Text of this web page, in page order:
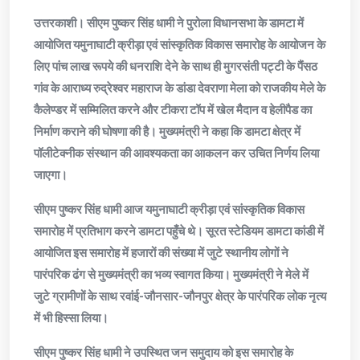
उत्तरकाशी। सीएम पुष्कर सिंह धामी ने पुरोला विधानसभा के डामटा में
आयोजित यमुनाघाटी क्रीड़ा एवं सांस्कृतिक विकास समारोह के आयोजन के
लिए पांच लाख रूपये की धनराशि देने के साथ ही मुगरसंती पट्टी के पैंसठ
गांव के आराध्य रुद्रेश्वर महाराज के डांडा देवराणा मेला को राजकीय मेले के
कैलेण्डर में सम्मिलित करने और टीकरा टॉप में खेल मैदान व हेलीपैड का
निर्माण कराने की घोषणा की है। मुख्यमंत्री ने कहा कि डामटा क्षेत्र में
पॉलीटेक्नीक संस्थान की आवश्यकता का आकलन कर उचित निर्णय लिया
जाएगा।
सीएम पुष्कर सिंह धामी आज यमुनाघाटी क्रीड़ा एवं सांस्कृतिक विकास
समारोह में प्रतिभाग करने डामटा पहुँचे थे। सूरत स्टेडियम डामटा कांडी में
आयोजित इस समारोह में हजारों की संख्या में जुटे स्थानीय लोगों ने
पारंपरिक ढंग से मुख्यमंत्री का भव्य स्वागत किया। मुख्यमंत्री ने मेले में
जुटे ग्रामीणों के साथ रवांई-जौनसार-जौनपुर क्षेत्र के पारंपरिक लोक नृत्य
में भी हिस्सा लिया।
सीएम पुष्कर सिंह धामी ने उपस्थित जन समुदाय को इस समारोह के